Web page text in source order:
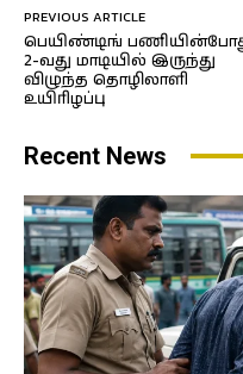
PREVIOUS ARTICLE
பெயிண்டிங்
2-வது மாடியில் இருந்து
விழுந்த தொழிலாளி
உயிரிழப்பு
Recent News